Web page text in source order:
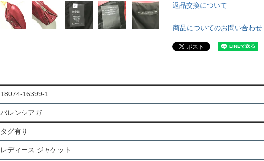
返品交換について
商品についてのお問い合わせ
18074-16399-1
バレンシアガ
タグ有り
レディース ジャケット